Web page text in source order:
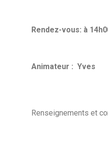
Rendez-vous: à
Animateur : Yves
Renseignements et